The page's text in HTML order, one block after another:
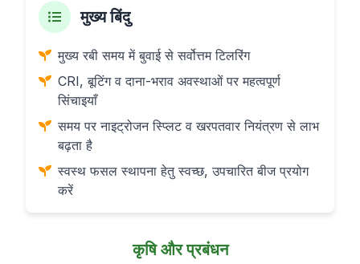
मुख्य बिंदु
मुख्य रबी समय में बुवाई से सर्वोत्तम टिलरिंग
CRI, बूटिंग व दाना-भराव अवस्थाओं पर महत्वपूर्ण
सिंचाइयाँ
समय पर नाइट्रोजन स्प्लिट व खरपतवार नियंत्रण से लाभ
बढ़ता है
स्वस्थ फसल स्थापना हेतु स्वच्छ, उपचारित बीज प्रयोग
करें
कृषि और प्रबंधन